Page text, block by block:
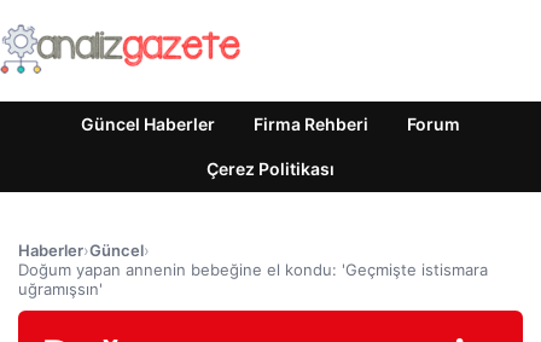
Güncel Haberler Firma Rehberi Forum
Çerez Politikası
Haberler›Güncel›
Doğum yapan annenin bebeğine el kondu: 'Geçmişte istismara
uğramışsın'